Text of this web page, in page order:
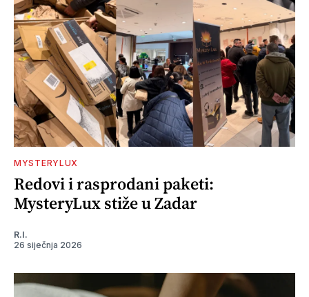
MYSTERYLUX
Redovi i rasprodani paketi:
MysteryLux stiže u Zadar
R.I.
26 siječnja 2026